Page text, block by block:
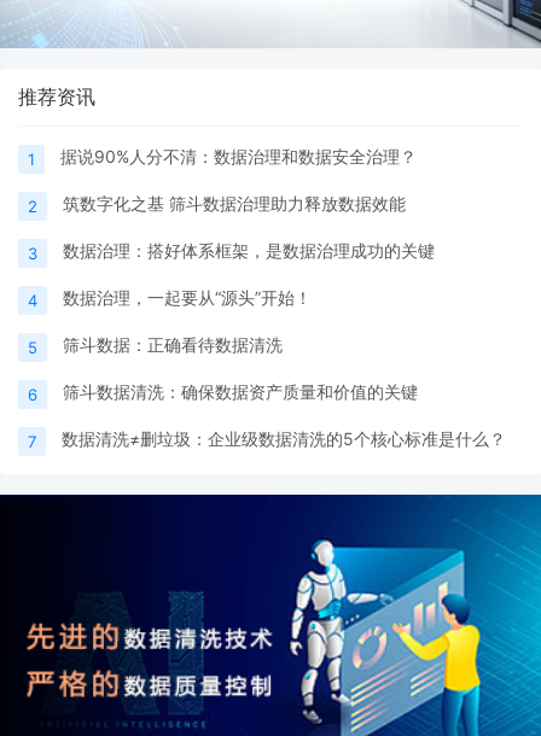
推荐资讯
1 据说90%人分不清：数据治理和数据安全治理？
2 筑数字化之基 筛斗数据治理助力释放数据效能
3 数据治理：搭好体系框架，是数据治理成功的关键
4 数据治理，一起要从“源头”开始！
5 筛斗数据：正确看待数据清洗
6 筛斗数据清洗：确保数据资产质量和价值的关键
7 数据清洗≠删垃圾：企业级数据清洗的5个核心标准是什么？